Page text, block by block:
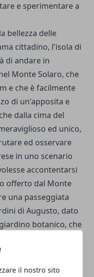
il nostro sito
e sperimentare a
bellezza delle
cittadino, l'isola di
di andare in
Monte Solaro, che
e che è facilmente
di un'apposita e
dalla cima del
ed unico,
ed osservare
in uno scenario
accontentarsi
offerto dal Monte
una passeggiata
di Augusto, dato
botanico, che
di sentieri
sul mare